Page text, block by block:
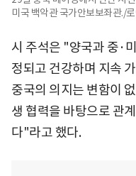
미국 백악관 국가안보보좌관./
시 주석은 "양국과 중·
정되고 건강하며 지속
중국의 의지는 변함이
생 협력을 바탕으로 관
다"라고 했다.